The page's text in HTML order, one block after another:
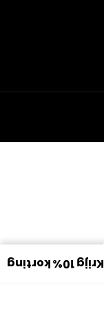
Krijg 10% korting